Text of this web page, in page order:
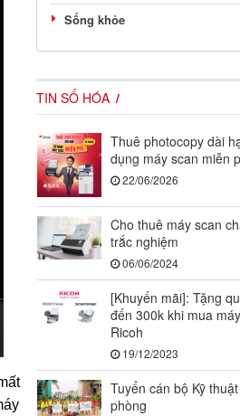
Sống khỏe
TIN SỐ HÓA
Thuê photocopy dài
dụng máy scan miễn
22/06/2026
Cho thuê máy scan
trắc nghiệm
06/06/2024
[Khuyến mãi]: Tặng
đến 300k khi mua
Ricoh
19/12/2023
Tuyển cán bộ Kỹ
phòng